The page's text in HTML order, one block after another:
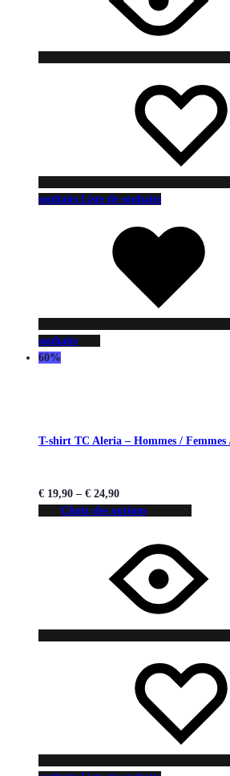
souhaits Liste de souhaits
souhaits
60%
T-shirt TC Aleria – Hommes / Femmes
€ 19,90 – € 24,90
Choix des options